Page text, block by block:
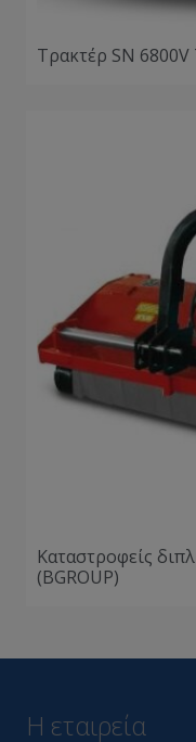
Τρακτέρ SN 6800V
Καταστροφείς
(BGROUP)
Η εταιρεία